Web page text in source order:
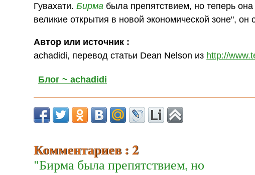
Гувахати.Бирма была препятствием, но теперь
великие открытия в новой экономической зоне", он
Автор или источник :
achadidi, перевод статьи Dean Nelson из http://
Блог ~ achadidi
Комментариев : 2
"Бирма была препятствием, но